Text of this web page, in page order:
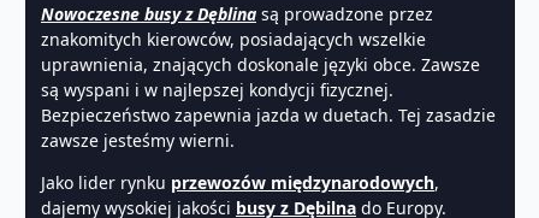
Nowoczesne busy z Dęblina są prowadzone przez
znakomitych kierowców, posiadających wszelkie
uprawnienia, znających doskonale języki obce. Zawsze
są wyspani i w najlepszej kondycji fizycznej.
Bezpieczeństwo zapewnia jazda w duetach. Tej zasadzie
zawsze jesteśmy wierni.
Jako lider rynku przewozów międzynarodowych,
dajemy wysokiej jakości busy z Dębilna do Europy.